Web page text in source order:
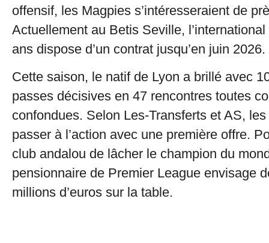
offensif, les Magpies s’intéresseraient de
Actuellement au Betis Seville,
ans dispose d’un contrat jusqu’en juin 2026.
Cette saison, le natif de Lyon a brillé avec
passes décisives en 47 rencontres toutes
confondues. Selon Les-Transferts et AS,
passer à l’action avec une première offre.
club andalou de lâcher le champion du
pensionnaire de Premier League envisage
millions d’euros sur la table.